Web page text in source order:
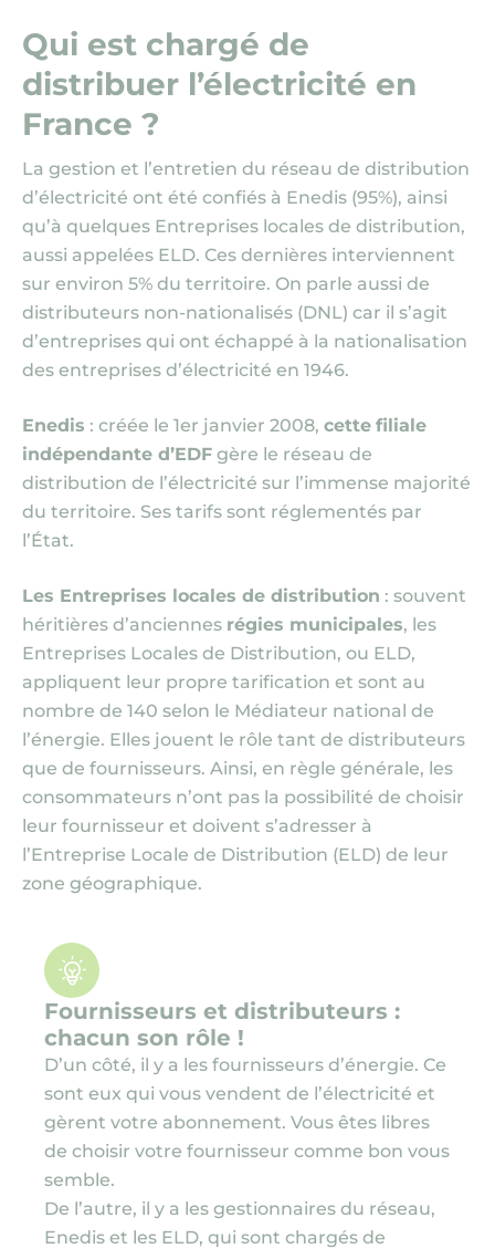
Qui est chargé de
distribuer l’électricité en
France ?
La gestion et l’entretien du réseau de distribution
d’électricité ont été confiés à Enedis (95%), ainsi
qu’à quelques Entreprises locales de distribution,
aussi appelées ELD. Ces dernières interviennent
sur environ 5% du territoire. On parle aussi de
distributeurs non-nationalisés (DNL) car il s’agit
d’entreprises qui ont échappé à la nationalisation
des entreprises d’électricité en 1946.
Enedis : créée le 1er janvier 2008, cette filiale
indépendante d’EDF gère le réseau de
distribution de l’électricité sur l’immense majorité
du territoire. Ses tarifs sont réglementés par
l’État.
Les Entreprises locales de distribution : souvent
héritières d’anciennes régies municipales, les
Entreprises Locales de Distribution, ou ELD,
appliquent leur propre tarification et sont au
nombre de 140 selon le Médiateur national de
l’énergie. Elles jouent le rôle tant de distributeurs
que de fournisseurs. Ainsi, en règle générale, les
consommateurs n’ont pas la possibilité de choisir
leur fournisseur et doivent s’adresser à
l’Entreprise Locale de Distribution (ELD) de leur
zone géographique.
Fournisseurs et distributeurs :
chacun son rôle !
D’un côté, il y a les fournisseurs d’énergie. Ce
sont eux qui vous vendent de l’électricité et
gèrent votre abonnement. Vous êtes libres
de choisir votre fournisseur comme bon vous
semble.
De l’autre, il y a les gestionnaires du réseau,
Enedis et les ELD, qui sont chargés de